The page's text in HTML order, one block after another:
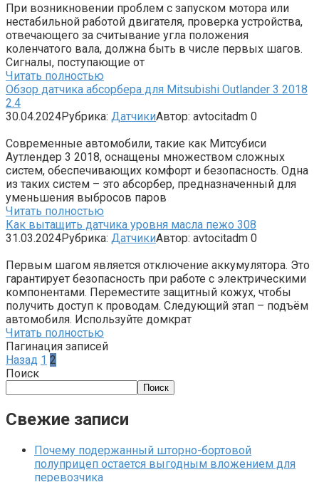
При возникновении проблем с запуском мотора или
нестабильной работой двигателя, проверка устройства,
отвечающего за считывание угла положения
коленчатого вала, должна быть в числе первых шагов.
Сигналы, поступающие от
Читать полностью
Обзор датчика абсорбера для Mitsubishi Outlander 3 2018
2.4
30.04.2024Рубрика: ДатчикиАвтор: avtocitadm 0
Современные автомобили, такие как Митсубиси
Аутлендер 3 2018, оснащены множеством сложных
систем, обеспечивающих комфорт и безопасность. Одна
из таких систем – это абсорбер, предназначенный для
уменьшения выбросов паров
Читать полностью
Как вытащить датчика уровня масла пежо 308
31.03.2024Рубрика: ДатчикиАвтор: avtocitadm 0
Первым шагом является отключение аккумулятора. Это
гарантирует безопасность при работе с электрическими
компонентами. Переместите защитный кожух, чтобы
получить доступ к проводам. Следующий этап – подъём
автомобиля. Используйте домкрат
Читать полностью
Пагинация записей
Назад 1 2
Поиск
Поиск
Свежие записи
Почему подержанный шторно-бортовой
полуприцеп остается выгодным вложением для
перевозчика